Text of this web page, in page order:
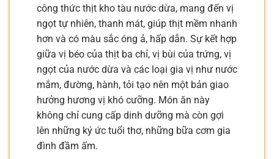
công thức thịt kho tàu nước dừa, mang đến vị
ngọt tự nhiên, thanh mát, giúp thịt mềm nhanh
hơn và có màu sắc óng ả, hấp dẫn. Sự kết hợp
giữa vị béo của thịt ba chỉ, vị bùi của trứng, vị
ngọt của nước dừa và các loại gia vị như nước
mắm, đường, hành, tỏi tạo nên một bản giao
hưởng hương vị khó cưỡng. Món ăn này
không chỉ cung cấp dinh dưỡng mà còn gợi
lên những ký ức tuổi thơ, những bữa cơm gia
đình đầm ấm.